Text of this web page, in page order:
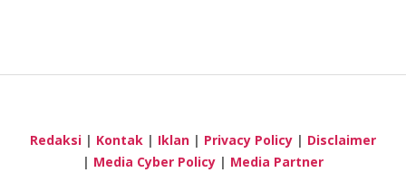
Redaksi | Kontak | Iklan | Privacy Policy | Disclaimer
| Media Cyber Policy | Media Partner